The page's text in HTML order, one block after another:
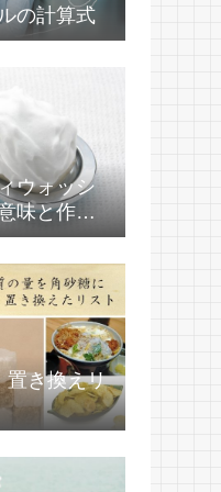
の計算式
ウォッシ
味と作り
き換えリ